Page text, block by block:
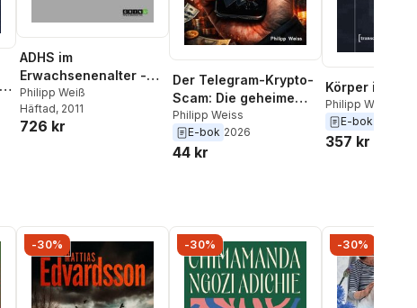
ADHS im
Erwachsenenalter -
Haben erwachsenen
ADHS Patienten
dieselben
Philipp Weiß
Häftad, 2011
726 kr
Der Telegram-Krypto-
Scam: Die geheime
Betrugsmasche hinter
den Gewinn-Gruppen
Philipp Weiss
E-bok 2026
44 kr
Körper in
Philipp Weiss
E-bok
357 kr
-30% -30% -30%